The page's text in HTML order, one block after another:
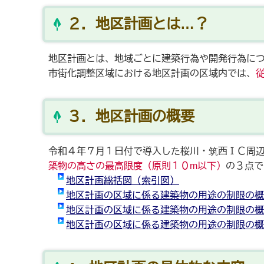
２．地区計画とは…？
地区計画とは、地域ごとに建築行為や開発行為に
市街化調整区域における地区計画の区域内では、
３．地区計画の概要
令和４年７月１日付で導入した桜川・筑西ＩＣ周
築物の高さの最高限度（原則１０m以下） の３点
地区計画総括図（索引図）
地区計画の区域に係る建築物の用途の制限の
地区計画の区域に係る建築物の用途の制限の
地区計画の区域に係る建築物の用途の制限の